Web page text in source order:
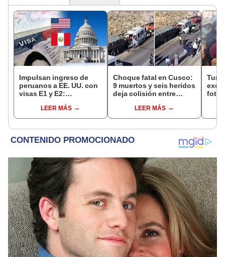
Impulsan ingreso de
peruanos a EE. UU. con
visas E1 y E2:
pymes serían los más
beneficiados
LEER MÁS
Choque fatal en Cusco:
9 muertos y seis heridos
deja colisión entre
EspinarLEER MÁS